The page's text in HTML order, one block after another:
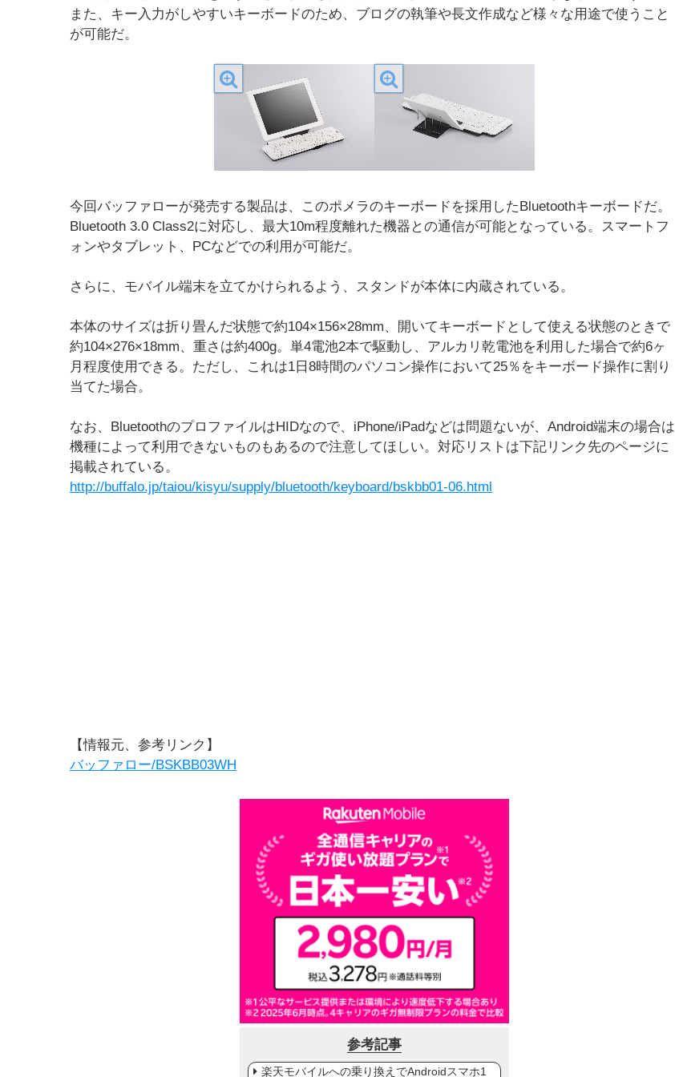
また、キー入力がしやすいキーボードのため、ブログの執筆や長文作成など様々な用途で使うこと
が可能だ。
今回バッファローが発売する製品は、このポメラのキーボードを採用したBluetoothキーボードだ。
Bluetooth 3.0 Class2に対応し、最大10m程度離れた機器との通信が可能となっている。スマートフ
ォンやタブレット、PCなどでの利用が可能だ。
さらに、モバイル端末を立てかけられるよう、スタンドが本体に内蔵されている。
本体のサイズは折り畳んだ状態で約104×156×28mm、開いてキーボードとして使える状態のときで
約104×276×18mm、重さは約400g。単4電池2本で駆動し、アルカリ乾電池を利用した場合で約6ヶ
月程度使用できる。ただし、これは1日8時間のパソコン操作において25％をキーボード操作に割り
当てた場合。
なお、BluetoothのプロファイルはHIDなので、iPhone/iPadなどは問題ないが、Android端末の場合は
機種によって利用できないものもあるので注意してほしい。対応リストは下記リンク先のページに
掲載されている。
http://buffalo.jp/taiou/kisyu/supply/bluetooth/keyboard/bskbb01-06.html
【情報元、参考リンク】
バッファロー/BSKBB03WH
参考記事
楽天モバイルへの乗り換えでAndroidスマホ1